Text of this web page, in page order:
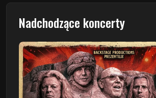
Nadchodzące koncerty